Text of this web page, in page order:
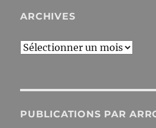
ARCHIVES
Archives
PUBLICATIONS PAR